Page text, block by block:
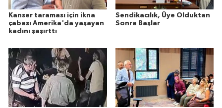
Kanser taraması için ikna
çabası Amerika'da yaşayan
kadını şaşırttı
Sendikacılık, Üye Olduktan
Sonra Başlar